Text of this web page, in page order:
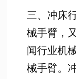
三、冲床
械手臂，
闻行业机
械手臂。